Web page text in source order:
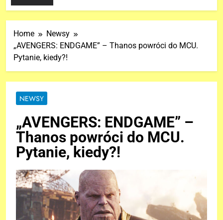
Home
Newsy
„AVENGERS: ENDGAME” – Thanos powróci do MCU.
Pytanie, kiedy?!
NEWSY
„AVENGERS: ENDGAME” –
Thanos powróci do MCU.
Pytanie, kiedy?!